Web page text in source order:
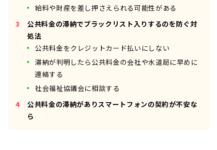
給料や財産を差し押さえられる可能性がある
公共料金の滞納でブラックリスト入りするのを防ぐ対
処法
公共料金をクレジットカード払いにしない
滞納が判明したら公共料金の会社や水道局に早めに
連絡する
社会福祉協議会に相談する
公共料金の滞納がありスマートフォンの契約が不安な
ら